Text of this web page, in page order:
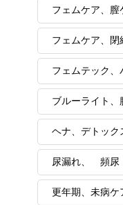
フェムケア、膣
ーユルヴェーダ
フェムケア、
ランス
フェムテック、
ケア
ブルーライト、
湯漏れ、更年期
ヘナ、デトック
尿漏れ、 頻尿
更年期、未病ケ